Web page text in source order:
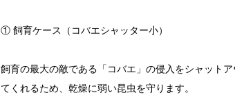
① 飼育ケース（コバエシャッター小）
飼育の最大の敵である「コバエ」の侵入をシャット
てくれるため、乾燥に弱い昆虫を守ります。